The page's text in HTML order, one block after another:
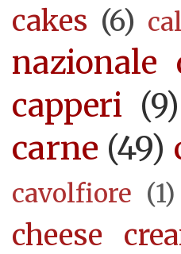
cakes (6)
nazionale
capperi (9)
carne (49)
cavolfiore (1)
cheese